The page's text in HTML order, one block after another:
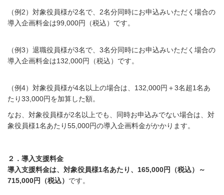
（例2）対象役員様が2名で、2名分同時にお申込みいただく場合の
導入企画料金は99,000円（税込）です。
（例3）退職役員様が3名で、3名分同時にお申込みいただく場合の
導入企画料金は132,000円（税込）です。
（例4）対象役員様が4名以上の場合は、132,000円＋3名超1名あ
たり33,000円を加算した額。
なお、対象役員様が2名以上でも、同時お申込みでない場合は、対
象役員様1名あたり55,000円の導入企画料金がかかります。
２．導入支援料金
導入支援料金は、対象役員様1名あたり、165,000円（税込）～
715,000円（税込） です。